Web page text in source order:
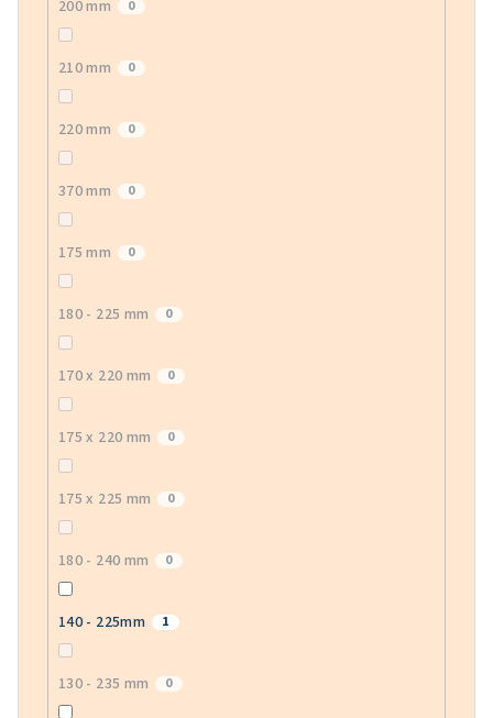
200 mm 0
210 mm 0
220 mm 0
370 mm 0
175 mm 0
180 - 225 mm 0
170 x 220 mm 0
175 x 220 mm 0
175 x 225 mm 0
180 - 240 mm 0
140 - 225mm 1
130 - 235 mm 0